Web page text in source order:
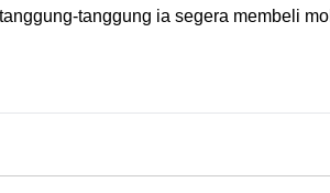
tanggung ia segera membeli